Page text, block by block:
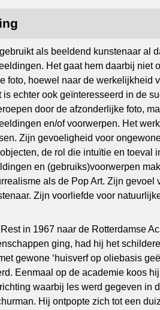
als beeldend kunstenaar al
Het gaat hem daarbij niet
foto, hoewel naar de werkelijkheid
is echter ook geïnteresseerd in de
door de afzonderlijke foto,
en/of voorwerpen. Het
Zijn gevoeligheid voor
de rol die intuïtie en toeval
en (gebruiks)voorwerpen
als de Pop Art. Zijn
Zijn voorliefde voor
in 1967 naar de Rotterdamse
ging, had hij het
gewone ‘huisverf op oliebasis
Eenmaal op de academie koos
waarbij les werd gegeven in
Hij ontpopte zich tot een